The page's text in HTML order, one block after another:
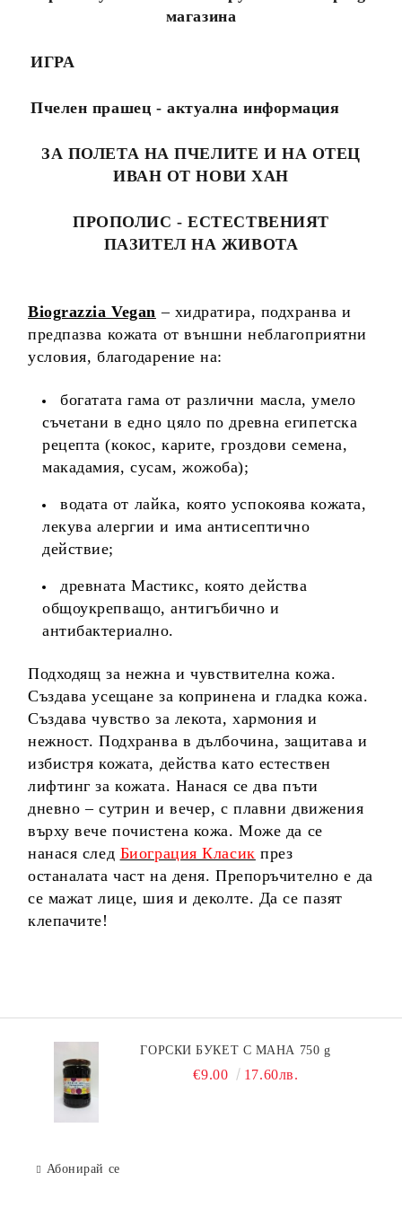
магазина
ИГРА
Пчелен прашец - актуална информация
ЗА ПОЛЕТА НА ПЧЕЛИТЕ И НА ОТЕЦ
ИВАН ОТ НОВИ ХАН
ПРОПОЛИС - ЕСТЕСТВЕНИЯТ
ПАЗИТЕЛ НА ЖИВОТА
Biograzzia Vegan – хидратира, подхранва и
предпазва кожата от външни неблагоприятни
условия, благодарение на:
богатата гама от различни масла, умело
съчетани в едно цяло по древна египетска
рецепта (кокос, карите, гроздови семена,
макадамия, сусам, жожоба);
водата от лайка, която успокоява кожата,
лекува алергии и има антисептично
действие;
древната Мастикс, която действа
общоукрепващо, антигъбично и
антибактериално.
Подходящ за нежна и чувствителна кожа.
Създава усещане за копринена и гладка кожа.
Създава чувство за лекота, хармония и
нежност. Подхранва в дълбочина, защитава и
избистря кожата, действа като естествен
лифтинг за кожата. Нанася се два пъти
дневно – сутрин и вечер, с плавни движения
върху вече почистена кожа. Може да се
нанася след Биограция Класик през
останалата част на деня. Препоръчително е да
се мажат лице, шия и деколте. Да се пазят
клепачите!
ГОРСКИ БУКЕТ С МАНА 750 g
€9.00 17.60лв.
Абонирай се